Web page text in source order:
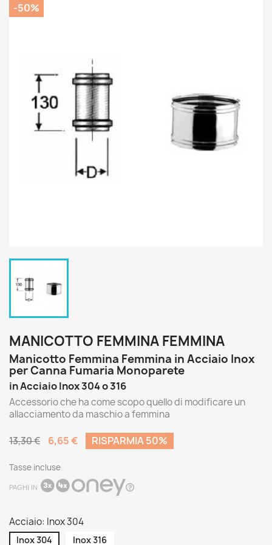
-50%
MANICOTTO FEMMINA FEMMINA
Manicotto Femmina Femmina in Acciaio Inox
per Canna Fumaria Monoparete
in Acciaio Inox 304 o 316
Accessorio che ha come scopo quello di modificare un
allacciamento da maschio a femmina
13,30 € 6,65 € RISPARMIA 50%
Tasse incluse
PAGHI IN
Acciaio: Inox 304
Inox 304 Inox 316